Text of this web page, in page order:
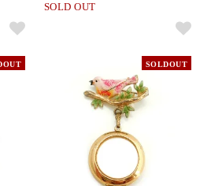
SOLD OUT
SOLDOUT